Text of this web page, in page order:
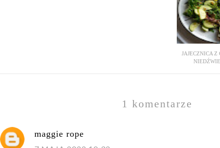
JAJECZNICA Z
1 komentarze
maggie rope